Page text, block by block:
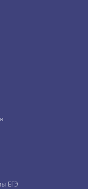
ЕГЭ